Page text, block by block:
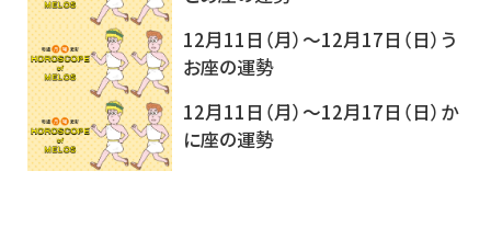
12月11日（月）～12月17日（日）う
お座の運勢
12月11日（月）～12月17日（日）か
に座の運勢